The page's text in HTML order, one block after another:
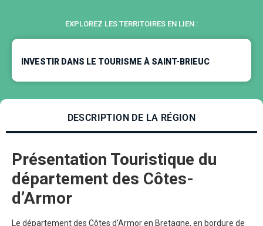
EXPLOREZ LES TERRITOIRES EN LIEN :
INVESTIR DANS LE TOURISME À SAINT-BRIEUC
DESCRIPTION DE LA RÉGION
Présentation Touristique du
département des Côtes-
d’Armor
Le département des Côtes d’Armor en Bretagne, en bordure de